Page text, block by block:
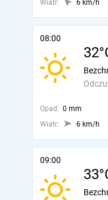
Wiatr: 6 km/h
08:00
Opad: 0 mm
Wiatr:
6 km/h
09:00